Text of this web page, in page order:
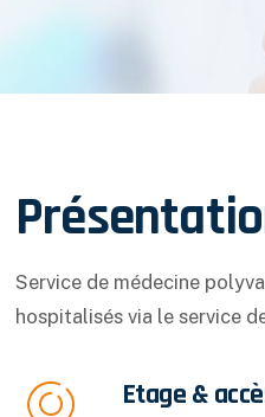
Service de médecine
hospitalisés via le service
Etage &